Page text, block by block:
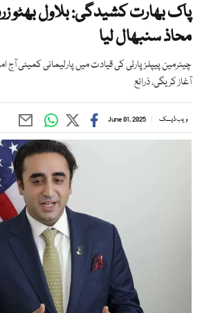
پاک بھارت کشیدگی: بلاول بھٹو
محاذ سنبھال لیا
چیئرمین پیپلز پارٹی کی قیادت میں پارلیمانی کمیٹی آج
آغاز کریگی، ذرائع
ویب ڈیسک June 01, 2025